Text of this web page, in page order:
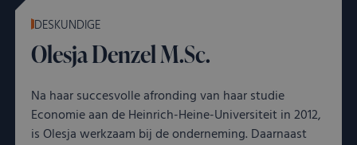
DESKUNDIGE
Olesja Denzel M.Sc.
Na haar succesvolle afronding van haar studie
Economie aan de Heinrich-Heine-Universiteit in 2012,
is Olesja werkzaam bij de onderneming. Daarnaast